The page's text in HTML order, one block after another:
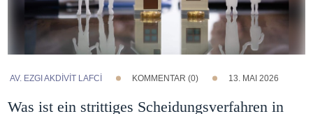
AV. EZGI AKDİVİT LAFCİ KOMMENTAR (0) 13. MAI 2026
Was ist ein strittiges Scheidungsverfahren in